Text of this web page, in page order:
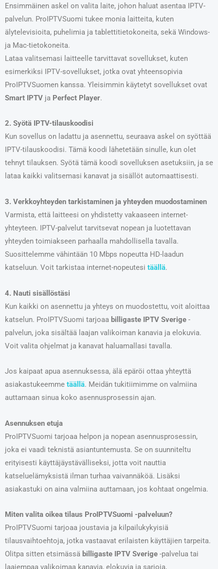
Ensimmäinen askel on valita laite, johon haluat asentaa IPTV-
palvelun. ProIPTVSuomi tukee monia laitteita, kuten
älytelevisioita, puhelimia ja tablettitietokoneita, sekä Windows-
ja Mac-tietokoneita.
Lataa valitsemasi laitteelle tarvittavat sovellukset, kuten
esimerkiksi IPTV-sovellukset, jotka ovat yhteensopivia
ProIPTVSuomen kanssa. Yleisimmin käytetyt sovellukset ovat
Smart IPTV ja Perfect Player.
2. Syötä IPTV-tilauskoodisi
Kun sovellus on ladattu ja asennettu, seuraava askel on syöttää
IPTV-tilauskoodisi. Tämä koodi lähetetään sinulle, kun olet
tehnyt tilauksen. Syötä tämä koodi sovelluksen asetuksiin, ja se
lataa kaikki valitsemasi kanavat ja sisällöt automaattisesti.
3. Verkkoyhteyden tarkistaminen ja yhteyden muodostaminen
Varmista, että laitteesi on yhdistetty vakaaseen internet-
yhteyteen. IPTV-palvelut tarvitsevat nopean ja luotettavan
yhteyden toimiakseen parhaalla mahdollisella tavalla.
Suosittelemme vähintään 10 Mbps nopeutta HD-laadun
katseluun. Voit tarkistaa internet-nopeutesi täällä.
4. Nauti sisällöstäsi
Kun kaikki on asennettu ja yhteys on muodostettu, voit aloittaa
katselun. ProIPTVSuomi tarjoaa billigaste IPTV Sverige -
palvelun, joka sisältää laajan valikoiman kanavia ja elokuvia.
Voit valita ohjelmat ja kanavat haluamallasi tavalla.
Jos kaipaat apua asennuksessa, älä epäröi ottaa yhteyttä
asiakastukeemme täällä. Meidän tukitiimimme on valmiina
auttamaan sinua koko asennusprosessin ajan.
Asennuksen etuja
ProIPTVSuomi tarjoaa helpon ja nopean asennusprosessin,
joka ei vaadi teknistä asiantuntemusta. Se on suunniteltu
erityisesti käyttäjäystävälliseksi, jotta voit nauttia
katseluelämyksistä ilman turhaa vaivannäköä. Lisäksi
asiakastuki on aina valmiina auttamaan, jos kohtaat ongelmia.
Miten valita oikea tilaus ProIPTVSuomi -palveluun?
ProIPTVSuomi tarjoaa joustavia ja kilpailukykyisiä
tilausvaihtoehtoja, jotka vastaavat erilaisten käyttäjien tarpeita.
Olitpa sitten etsimässä billigaste IPTV Sverige -palvelua tai
laajempaa valikoimaa kanavia, elokuvia ja sarjoja,